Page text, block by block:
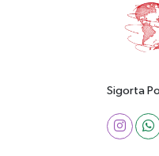
Sigorta